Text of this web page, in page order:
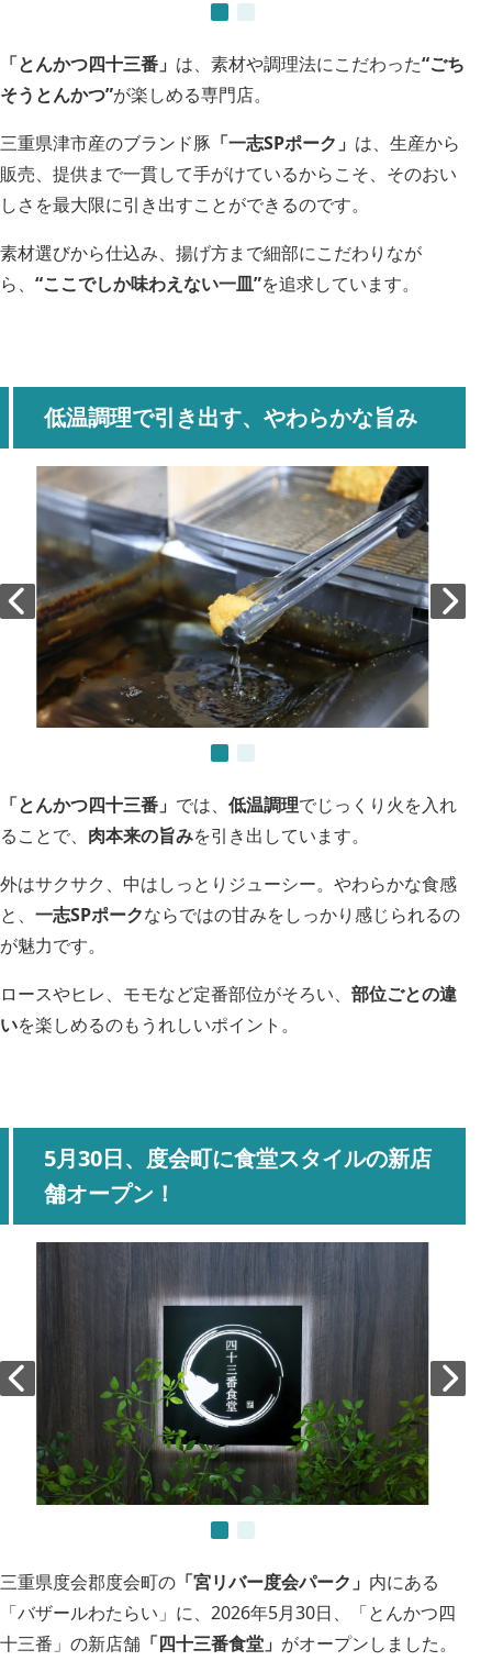
「とんかつ四十三番」 は、素材や調理法にこだわった“ごち
そうとんかつ”が楽しめる専門店。
三重県津市産のブランド豚 「一志SPポーク」 は、生産から
販売、提供まで一貫して手がけているからこそ、そのおい
しさを最大限に引き出すことができるのです。
素材選びから仕込み、揚げ方まで細部にこだわりなが
ら、 “ここでしか味わえない一皿”を追求しています。
低温調理で引き出す、やわらかな旨み
「とんかつ四十三番」 では、 低温調理でじっくり火を入れ
ることで、 肉本来の旨みを引き出しています。
外はサクサク、中はしっとりジューシー。やわらかな食感
と、 一志SPポークならではの甘みをしっかり感じられるの
が魅力です。
ロースやヒレ、モモなど定番部位がそろい、 部位ごとの違
いを楽しめるのもうれしいポイント。
5月30日、度会町に食堂スタイルの新店
舗オープン！
三重県度会郡度会町の 「宮リバー度会パーク」 内にある
「バザールわたらい」に、2026年5月30日、「とんかつ四
十三番」の新店舗 「四十三番食堂」 がオープンしました。